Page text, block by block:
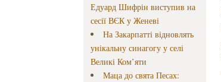
Едуард Шифрін виступив на
сесії ВЄК у Женеві
На Закарпатті відновлять
унікальну синагогу у селі
Великі Ком’яти
Маца до свята Песах: